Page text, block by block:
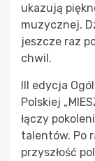
ukazują
muzycznej.
jeszcze raz
chwil.
III edycja
Polskiej
łączy
talentów. Po
przyszłość